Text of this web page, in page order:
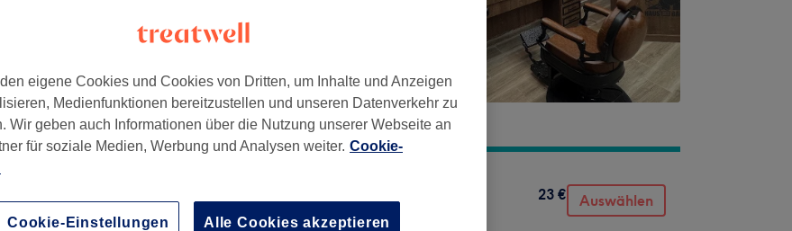
20 Min.Details anzeigen
23 € Auswählen
eigene Cookies und Cookies von Dritten, um Inhalte und Anzeigen
Medienfunktionen bereitzustellen und unseren Datenverkehr zu
Wir geben auch Informationen über die Nutzung unserer Webseite an
für soziale Medien, Werbung und Analysen weiter. Cookie-
Cookie-Einstellungen Alle Cookies akzeptieren